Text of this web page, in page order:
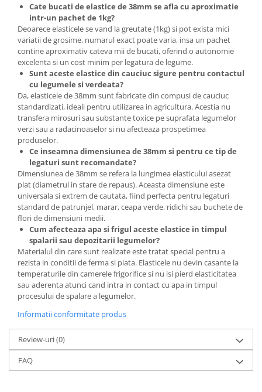
Cate bucati de elastice de 38mm se afla cu aproximatie
intr-un pachet de 1kg?
Deoarece elasticele se vand la greutate (1kg) si pot exista mici
variatii de grosime, numarul exact poate varia, insa un pachet
contine aproximativ cateva mii de bucati, oferind o autonomie
excelenta si un cost minim per legatura de legume.
Sunt aceste elastice din cauciuc sigure pentru contactul
cu legumele si verdeata?
Da, elasticele de 38mm sunt fabricate din compusi de cauciuc
standardizati, ideali pentru utilizarea in agricultura. Acestia nu
transfera mirosuri sau substante toxice pe suprafata legumelor
verzi sau a radacinoaselor si nu afecteaza prospetimea
produselor.
Ce inseamna dimensiunea de 38mm si pentru ce tip de
legaturi sunt recomandate?
Dimensiunea de 38mm se refera la lungimea elasticului asezat
plat (diametrul in stare de repaus). Aceasta dimensiune este
universala si extrem de cautata, fiind perfecta pentru legaturi
standard de patrunjel, marar, ceapa verde, ridichi sau buchete de
flori de dimensiuni medii.
Cum afecteaza apa si frigul aceste elastice in timpul
spalarii sau depozitarii legumelor?
Materialul din care sunt realizate este tratat special pentru a
rezista in conditii de ferma si piata. Elasticele nu devin casante la
temperaturile din camerele frigorifice si nu isi pierd elasticitatea
sau aderenta atunci cand intra in contact cu apa in timpul
procesului de spalare a legumelor.
Informatii conformitate produs
Review-uri(0)
FAQ